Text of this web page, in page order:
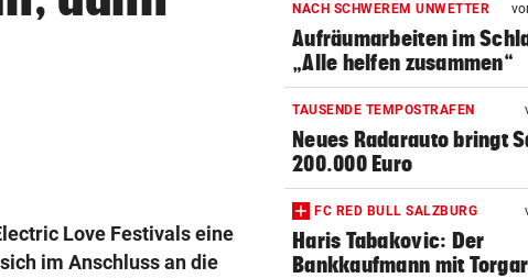
Love Festivals eine
im Anschluss an die
NACH SCHWEREM UNWETTER
Aufräumarbeiten im
„Alle helfen zusammen“
TAUSENDE TEMPOSTRAFEN
Neues Radarauto bringt
200.000 Euro
FC RED BULL SALZBURG
Haris Tabakovic: Der
Bankkaufmann mit